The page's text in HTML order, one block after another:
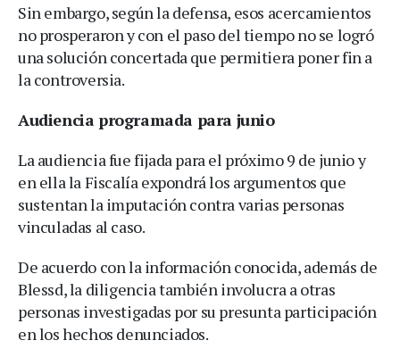
Sin embargo, según la defensa, esos acercamientos
no prosperaron y con el paso del tiempo no se logró
una solución concertada que permitiera poner fin a
la controversia.
Audiencia programada para junio
La audiencia fue fijada para el próximo 9 de junio y
en ella la Fiscalía expondrá los argumentos que
sustentan la imputación contra varias personas
vinculadas al caso.
De acuerdo con la información conocida, además de
Blessd, la diligencia también involucra a otras
personas investigadas por su presunta participación
en los hechos denunciados.